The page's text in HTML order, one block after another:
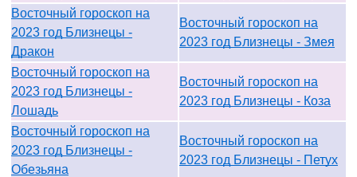
Восточный гороскоп на
2023 год Близнецы -
Дракон
Восточный гороскоп на
2023 год Близнецы - Змея
Восточный гороскоп на
2023 год Близнецы -
Лошадь
Восточный гороскоп на
2023 год Близнецы - Коза
Восточный гороскоп на
2023 год Близнецы -
Обезьяна
Восточный гороскоп на
2023 год Близнецы - Петух